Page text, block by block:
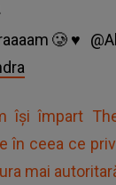
își împart
în ceea ce
mai